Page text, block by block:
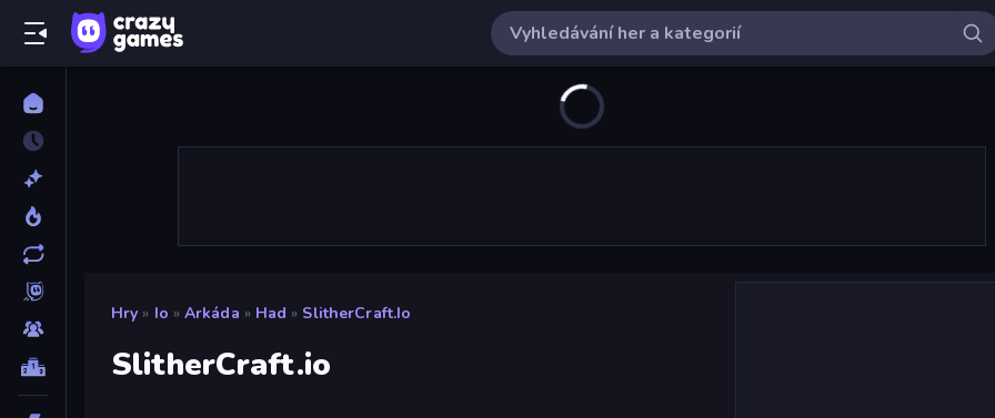
Hry » Io » Arkáda » Had » SlitherCraft.io
SlitherCraft.io